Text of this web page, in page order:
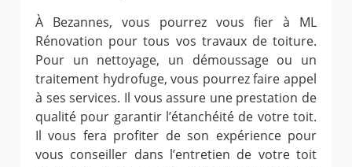
À Bezannes, vous pourrez vous fier à ML
Rénovation pour tous vos travaux de toiture.
Pour un nettoyage, un démoussage ou un
traitement hydrofuge, vous pourrez faire appel
à ses services. Il vous assure une prestation de
qualité pour garantir l’étanchéité de votre toit.
Il vous fera profiter de son expérience pour
vous conseiller dans l’entretien de votre toit